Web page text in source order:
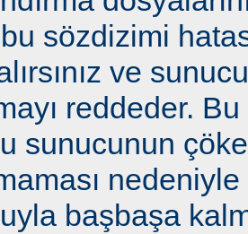
sözdizimi
ve
reddeder.
sunucunun
başbaşa